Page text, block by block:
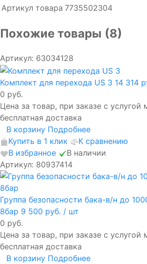
Артикул товара 7735502304
Похожие товары (8)
Артикул: 63034128
Комплект для перехода US 3 14 314
0 руб.
Цена за товар, при заказе с услугой
бесплатная доставка
В корзину Подробнее
Купить в 1 клик
К сравнению
В избранное
В наличии
Артикул: 80937414
Группа безопасности бака-в/н до
8бар 9 500 руб. / шт
0 руб.
Цена за товар, при заказе с услугой
бесплатная доставка
В корзину Подробнее